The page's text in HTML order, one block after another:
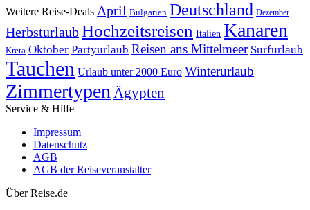
Weitere Reise-Deals April Bulgarien Deutschland Dezember
HerbsturlaubHochzeitsreisen Italien Kanaren
Kreta Oktober Partyurlaub Reisen ans Mittelmeer Surfurlaub
Tauchen Urlaub unter 2000 Euro Winterurlaub
Zimmertypen Ägypten
Service & Hilfe
Impressum
Datenschutz
AGB
AGB der Reiseveranstalter
Über Reise.de